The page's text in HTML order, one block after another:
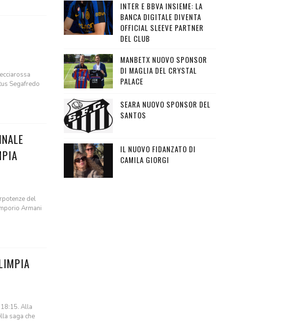
Segafredo
del
Armani
Alla
saga che
INTER E BBVA INSIEME: LA
BANCA DIGITALE DIVENTA
OFFICIAL SLEEVE PARTNER
DEL CLUB
MANBETX NUOVO SPONSOR
DI MAGLIA DEL CRYSTAL
PALACE
SEARA NUOVO SPONSOR DEL
SANTOS
IL NUOVO FIDANZATO DI
CAMILA GIORGI